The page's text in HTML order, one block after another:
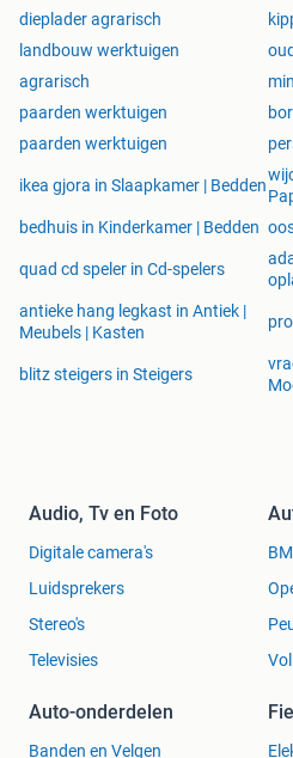
dieplader agrarisch
landbouw werktuigen
agrarisch
paarden werktuigen
paarden werktuigen
ikea gjora in Slaapkamer | Bedden
bedhuis in Kinderkamer | Bedden
quad cd speler in Cd-spelers
antieke hang legkast in Antiek |
Meubels | Kasten
blitz steigers in Steigers
Audio, Tv en Foto
Digitale camera's
Luidsprekers
Stereo's
Televisies
Auto-onderdelen
Banden en Velgen